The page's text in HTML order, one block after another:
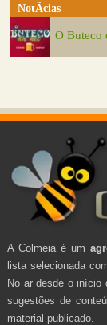
NotÃ­cias
O Buteco
A Colmeia é um
lista selecionada
No ar desde o início
sugestões de
material publicado.